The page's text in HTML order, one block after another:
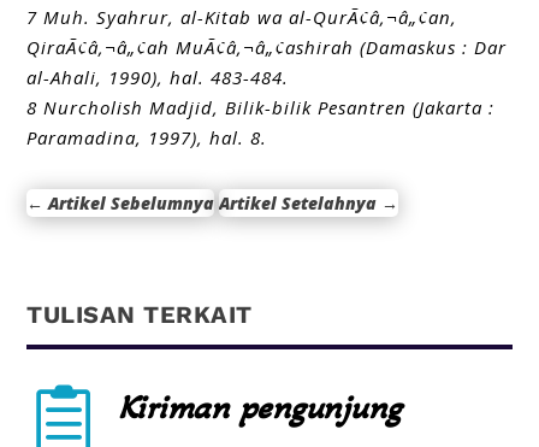
7 Muh. Syahrur, al-Kitab wa al-QurÃ¢â‚¬â„¢an,
QiraÃ¢â‚¬â„¢ah MuÃ¢â‚¬â„¢ashirah (Damaskus : Dar
al-Ahali, 1990), hal. 483-484.
8 Nurcholish Madjid, Bilik-bilik Pesantren (Jakarta :
Paramadina, 1997), hal. 8.
←Artikel Sebelumnya Artikel Setelahnya →
TULISAN TERKAIT
 Kiriman pengunjung